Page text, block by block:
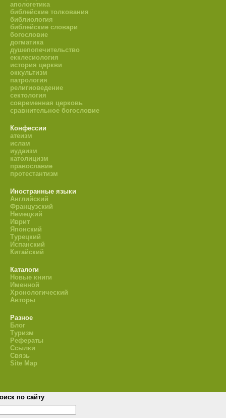
апологетика
библейские толкования
библиология
библейские словари
богословие
догматика
душепопечительство
екклесиология
история церкви
оккультизм
патрология
религиоведение
сектология
современная церковь
сравнительное богословие
Конфессии
атеизм
ислам
иудаизм
католицизм
православие
протестантизм
Иностранные языки
Английский
Французский
Немецкий
Иврит
Японский
Турецкий
Испанский
Китайский
Каталоги
Новые книги
Именной
Хронологический
Авторы
Разное
Блог
Туризм
Рефераты
Ссылки
Связь
Site Map
по сайту